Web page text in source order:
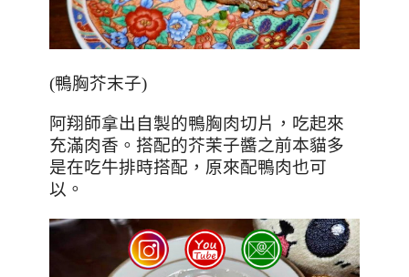
(鴨胸芥末子)
阿翔師拿出自製的鴨胸肉切片，吃起來
充滿肉香。搭配的芥茉子醬之前本貓多
是在吃牛排時搭配，原來配鴨肉也可
以。